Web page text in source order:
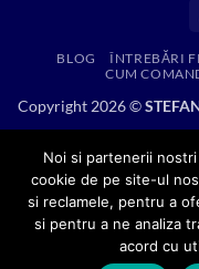
BLOG ÎNTREBĂRI
CUM
Copyright 2026 ©
Noi si partenerii
cookie de pe site-ul
si reclamele, pentru a
si pentru a ne analiza
acord cu